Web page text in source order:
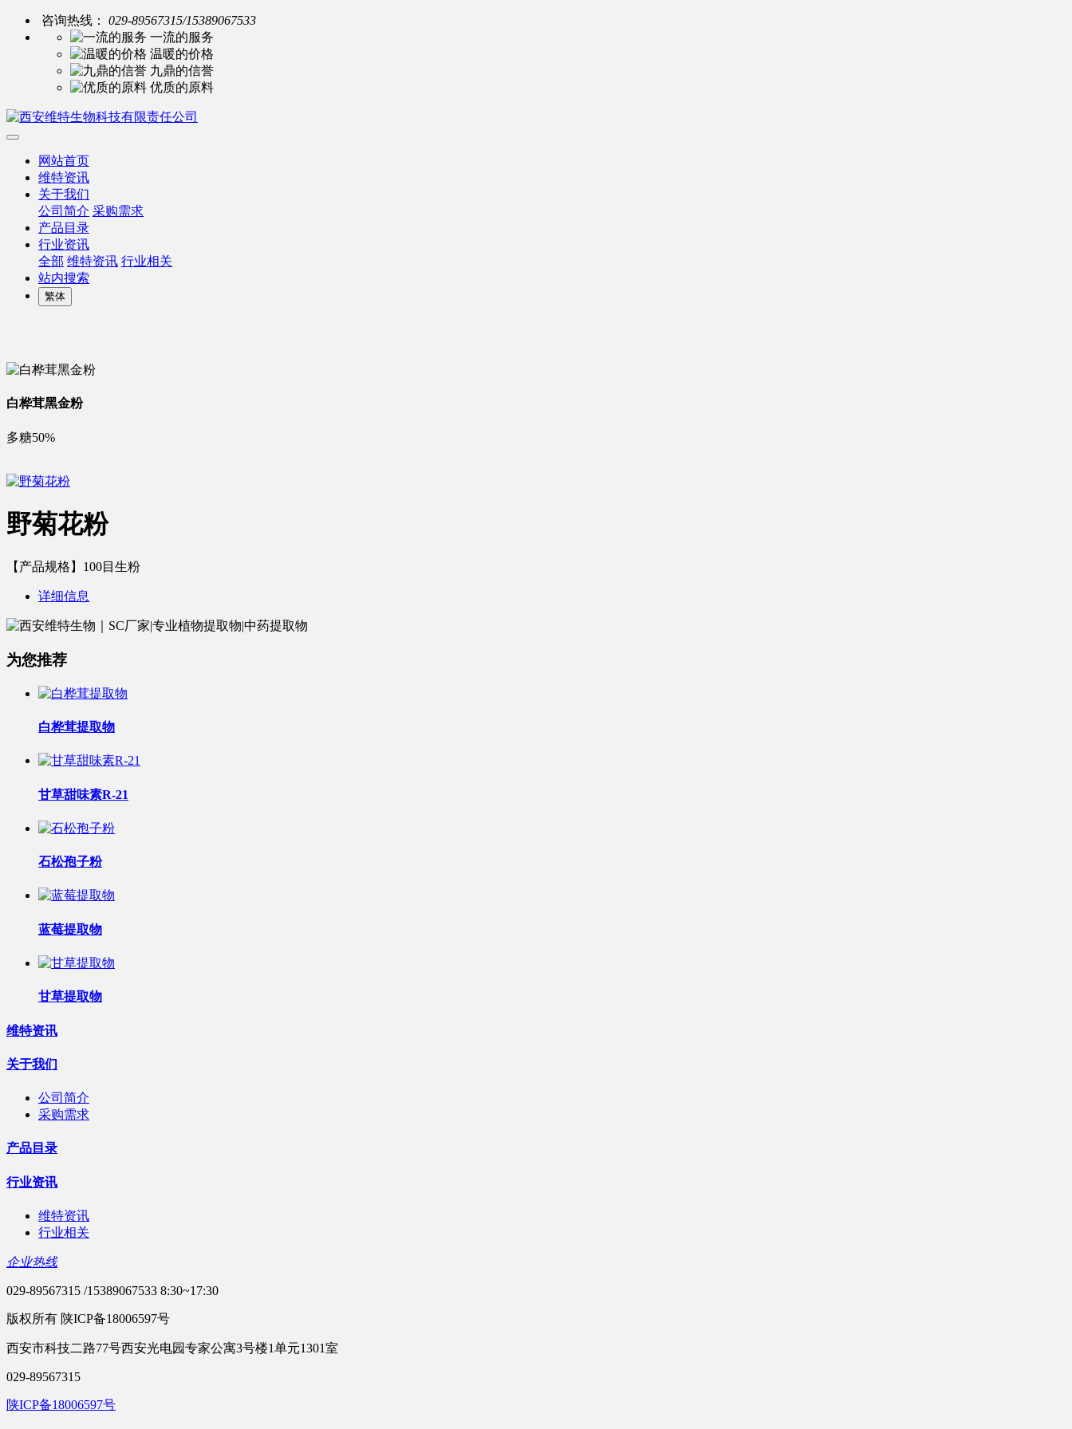
咨询热线：
029-89567315/15389067533
一流的服务
温暖的价格
九鼎的信誉
优质的原料
网站首页
维特资讯
关于我们
公司简介 采购需求
产品目录
行业资讯
全部 维特资讯 行业相关
站内搜索
繁体
白桦茸黑金粉
多糖50%
野菊花粉
【产品规格】100目生粉
详细信息
为您推荐
白桦茸提取物
甘草甜味素R-21
石松孢子粉
蓝莓提取物
甘草提取物
维特资讯
关于我们
公司简介
采购需求
产品目录
行业资讯
维特资讯
行业相关
企业热线
029-89567315 /15389067533 8:30~17:30
版权所有 陕ICP备18006597号
西安市科技二路77号西安光电园专家公寓3号楼1单元1301室
029-89567315
陕ICP备18006597号